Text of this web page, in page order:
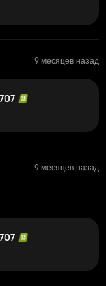
9 месяцев назад
9 месяцев назад